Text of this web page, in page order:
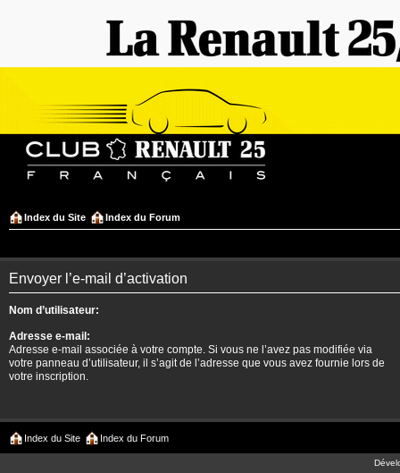
Index du Site Index du Forum
Envoyer l’e-mail d’activation
Nom d’utilisateur:
Adresse e-mail:
Adresse e-mail associée à votre compte. Si vous ne l’avez pas modifiée via
votre panneau d’utilisateur, il s’agit de l’adresse que vous avez fournie lors de
votre inscription.
Index du Site Index du Forum